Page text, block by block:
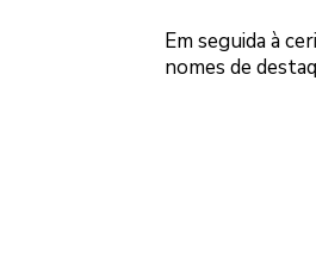
Em seguida à
nomes de